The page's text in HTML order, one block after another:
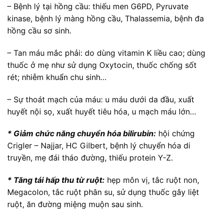
– Bệnh lý tại hồng cầu: thiếu men G6PD, Pyruvate
kinase, bệnh lý màng hồng cầu, Thalassemia, bệnh đa
hồng cầu sơ sinh.
– Tan máu mắc phải: do dùng vitamin K liều cao; dùng
thuốc ở mẹ như sử dụng Oxytocin, thuốc chống sốt
rét; nhiễm khuẩn chu sinh…
– Sự thoát mạch của máu: u máu dưới da đầu, xuất
huyết nội sọ, xuất huyết tiêu hóa, u mạch máu lớn…
* Giảm chức năng chuyển hóa bilirubin: hội chứng
Crigler – Najjar, HC Gilbert, bệnh lý chuyển hóa di
truyền, mẹ đái tháo đường, thiếu protein Y-Z.
* Tăng tái hấp thu từ ruột: hẹp môn vị, tắc ruột non,
Megacolon, tắc ruột phân su, sử dụng thuốc gây liệt
ruột, ăn đường miệng muộn sau sinh.